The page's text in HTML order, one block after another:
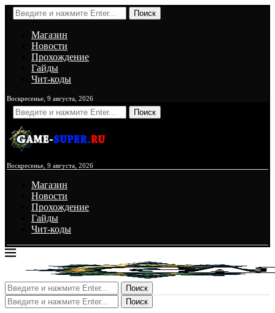
Поиск
Магазин
Новости
Прохождение
Гайды
Чит-коды
Воскресенье, 9 августа, 2026
Поиск
Воскресенье, 9 августа, 2026
Магазин
Новости
Прохождение
Гайды
Чит-коды
Поиск
Поиск